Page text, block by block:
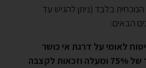
בלבד (ניתן להגיש עד
לאומי על דרגת אי כושר
השתכרות בשיעור של 75% ומעלה וזכאות לקצבה